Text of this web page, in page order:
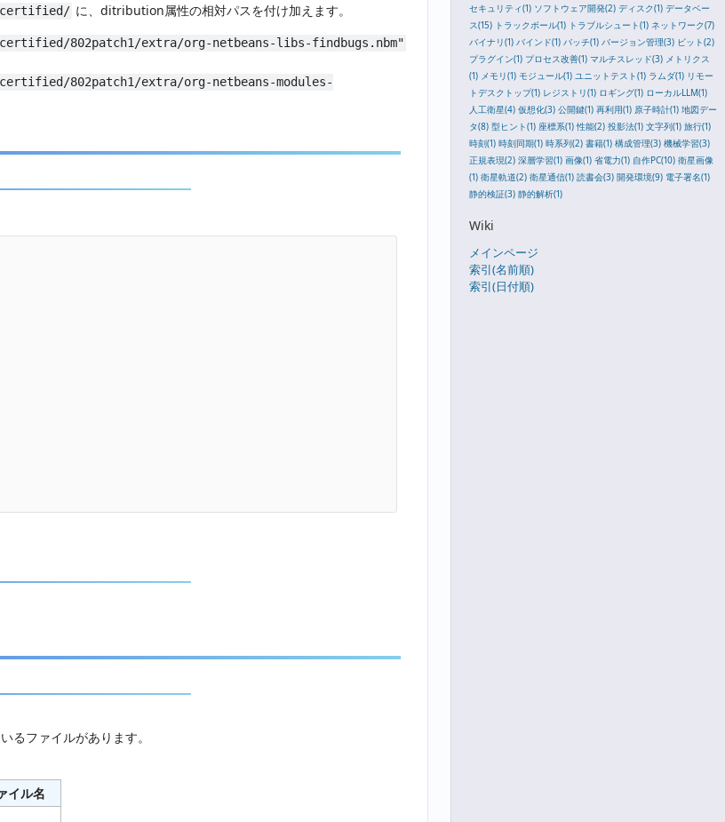
セキュリティ(1) ソフトウェア開発(2) ディスク(1) データベー
ス(15) トラックボール(1) トラブルシュート(1) ネットワーク(7)
バイナリ(1) バインド(1) バッチ(1) バージョン管理(3) ビット(2)
プラグイン(1) プロセス改善(1) マルチスレッド(3) メトリクス
(1) メモリ(1) モジュール(1) ユニットテスト(1) ラムダ(1) リモー
トデスクトップ(1) レジストリ(1) ロギング(1) ローカルLLM(1)
人工衛星(4) 仮想化(3) 公開鍵(1) 再利用(1) 原子時計(1) 地図デー
タ(8) 型ヒント(1) 座標系(1) 性能(2) 投影法(1) 文字列(1) 旅行(1)
時刻(1) 時刻同期(1) 時系列(2) 書籍(1) 構成管理(3) 機械学習(3)
正規表現(2) 深層学習(1) 画像(1) 省電力(1) 自作PC(10) 衛星画像
(1) 衛星軌道(2) 衛星通信(1) 読書会(3) 開発環境(9) 電子署名(1)
静的検証(3) 静的解析(1)
Wiki
メインページ
索引(名前順)
索引(日付順)
certified/ に、ditribution属性の相対パスを付け加えます。
802patch1/extra/org-netbeans-libs-findbugs.nbm"
802patch1/extra/org-netbeans-modules-
るファイルがあります。
イル名